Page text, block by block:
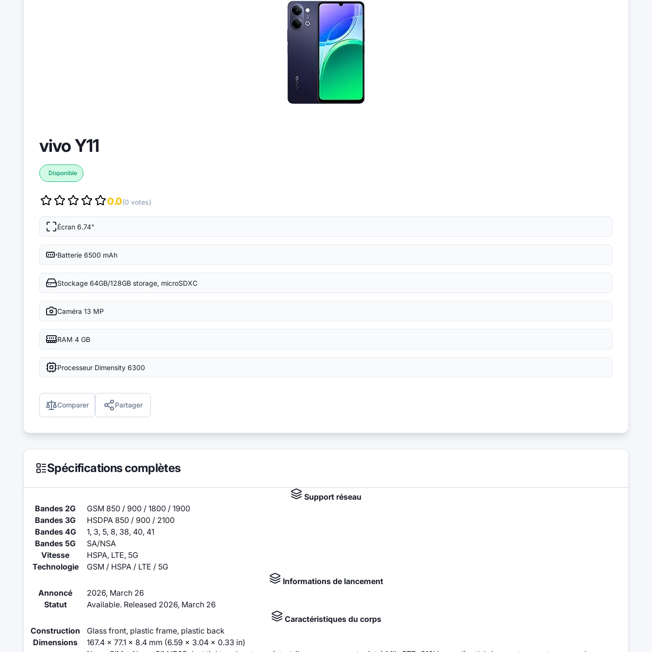
vivo Y11
Disponible
0.0(0 votes)
Écran 6.74"
Batterie 6500 mAh
Stockage 64GB/128GB storage, microSDXC
Caméra 13 MP
RAM 4 GB
Processeur Dimensity 6300
Comparer Partager
Spécifications complètes
Support réseau
Bandes 2G
GSM 850 / 900 / 1800 / 1900
Bandes 3G
HSDPA 850 / 900 / 2100
Bandes 4G
1, 3, 5, 8, 38, 40, 41
Bandes 5G
SA/NSA
Vitesse
HSPA, LTE, 5G
Technologie
GSM / HSPA / LTE / 5G
Informations de lancement
Annoncé
2026, March 26
Statut
Available. Released 2026, March 26
Caractéristiques du corps
Construction
Glass front, plastic frame, plastic back
Dimensions
167.4 x 77.1 x 8.4 mm (6.59 x 3.04 x 0.33 in)